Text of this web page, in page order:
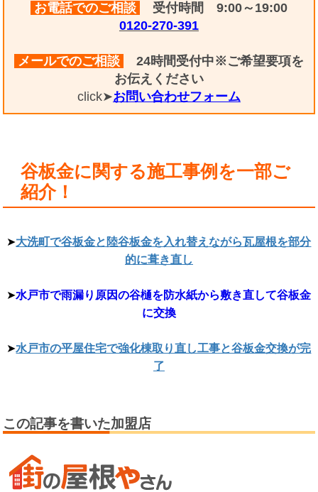
お電話でのご相談
受付時間 9:00～19:00
0120-270-391
メールでのご相談
24時間受付中※ご希望要項を
お伝えください
click➤お問い合わせフォーム
谷板金に関する施工事例を一部ご
紹介！
➤大洗町で谷板金と陸谷板金を入れ替えながら瓦屋根を部分
的に葺き直し
➤水戸市で雨漏り原因の谷樋を防水紙から敷き直して谷板金
に交換
➤水戸市の平屋住宅で強化棟取り直し工事と谷板金交換が完
了
この記事を書いた加盟店